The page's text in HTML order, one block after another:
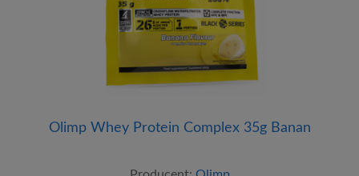
Olimp Whey Protein Complex 35g Banan